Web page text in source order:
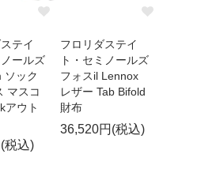
テイ
ールズ
ソック
マスコ
アウト
税込)
フロリダステイ
ト・セミノールズ
フォスil Lennox
レザー Tab Bifold
財布
36,520円(税込)